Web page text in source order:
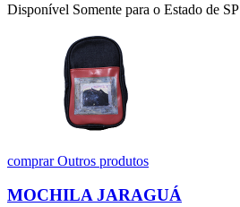
Disponível Somente para o Estado de SP
comprarOutros produtos
MOCHILA JARAGUÁ